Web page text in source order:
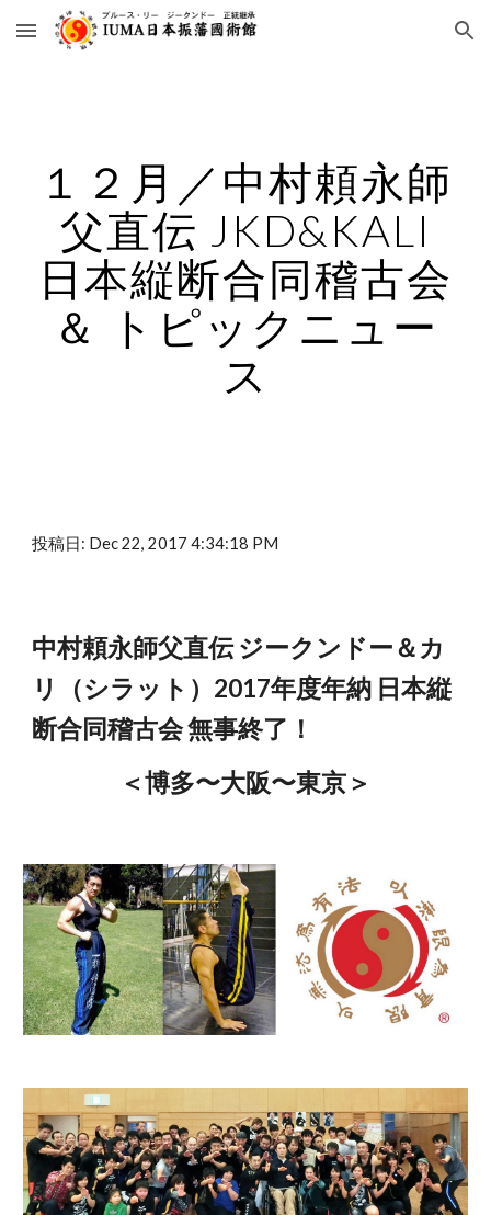
Skip to main content Skip to navigation
１２月／中村頼永師
父直伝 JKD&KALI
日本縦断合同稽古会
＆ トピックニュー
ス
投稿日: Dec 22, 2017 4:34:18 PM
中村頼永師父直伝 ジークンドー＆カ
リ（シラット）2017年度年納 日本縦
断合同稽古会 無事終了！
＜博多〜大阪〜東京＞